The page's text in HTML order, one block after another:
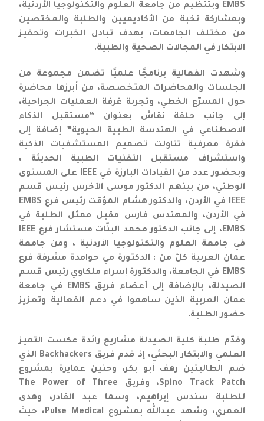
EMBS وبتنظيم من جامعة العلوم والتكنولوجيا الأردنية،
وبمشاركة نخبة من الأكاديميين والطلبة والمختصين
من مختلف الجامعات، بهدف تبادل الخبرات وتحفيز
الابتكار في المجالات الصحية والطبية.
وشهدت الفعالية برنامجًا علميًا تضمن مجموعة من
الجلسات والمحاضرات المتخصصة، من أبرزها محاضرة
حول المسرّع الخطي، وتجربة غرفة العمليات الجراحية،
إلى جانب حلقة نقاش بعنوان “مستقبل الذكاء
الاصطناعي في الهندسة الطبية الحيوية” إضافة إلى
فقرة معرفية تناولت تصميم المستشفيات الذكية
واستشراف مستقبل التقنيات الطبية الحديثة ،
وبحضور عدد من القيادات البارزة في IEEE على المستوى
الوطني، من بينهم الدكتور موسى الأخرس رئيس قسم
IEEE في الأردن، والدكتور هشام المؤقت رئيس فرع EMBS
في الأردن، والمهندس فارس مقبل ممثل الطلبة في
EMBS، إلى جانب الدكتور محمد البنّات مستشار فرع IEEE
في جامعة العلوم والتكنولوجيا الأردنية ، ومن جامعة
عمان العربية كلّ من : الدكتورة مي حوامدة مشرفة فرع
EMBS في الجامعة، والدكتورة إسراء ملكاوي رئيس قسم
الصيدلة، بالإضافة إلى أعضاء فريق EMBS في جامعة
عمان العربية الذين ساهموا في دعم الفعالية وتعزيز
حضور الطلبة.
وقدّم طلبة كلية الصيدلة مشاريع رائدة عكست التميز
العلمي والابتكار البحثي، إذ قدم فريق Backhackers الذي
ضم الطالبتين رهف أبو بكر، وحنين عمايرة بمشروع
Spino Track Patch، وفريق The Power of Three
للطلبة سندس إبراهيم، وسما عبد القادر، وهدى
العمري، وشهد عبدالله بمشروع Pulse Medical، حيث